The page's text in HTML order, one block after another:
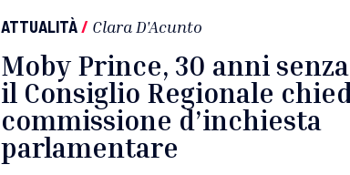
ATTUALITÀ/ Clara D'Acunto
Moby Prince, 30 anni
il Consiglio Regionale
commissione d’inchiesta
parlamentare